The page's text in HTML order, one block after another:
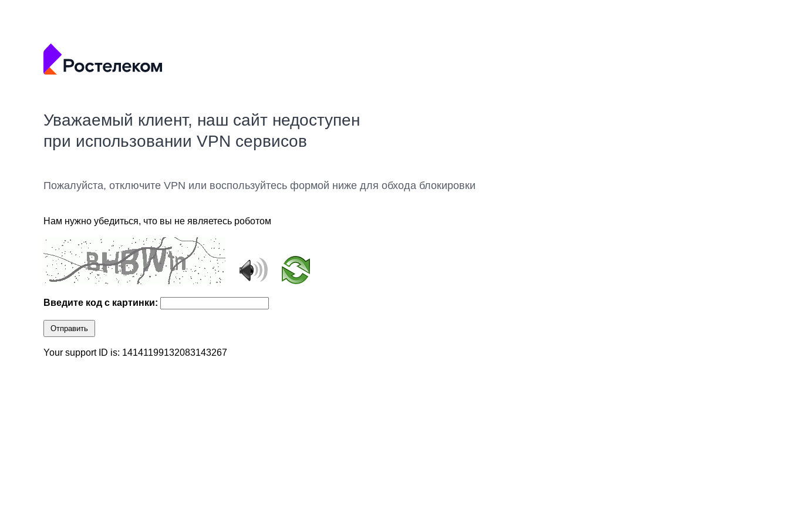
Уважаемый клиент, наш сайт недоступен
при использовании VPN сервисов
Пожалуйста, отключите VPN или воспользуйтесь формой ниже для обхода блокировки
Нам нужно убедиться, что вы не являетесь роботом
Введите код с картинки:
Отправить
Your support ID is: 14141199132083143267